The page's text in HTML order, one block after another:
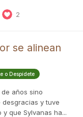
2
se alinean
o Despídete
años sino
y tuve
que Sylvanas ha...